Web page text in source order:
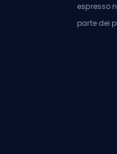
espresso
parte dei